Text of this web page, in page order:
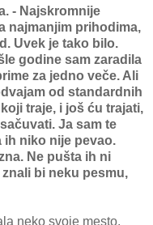
- Najskromnije
najmanjim prihodima,
Uvek je tako bilo.
godine sam zaradila
za jedno veče. Ali
od standardnih
traje, i još ću trajati,
Ja sam te
ih niko nije pevao.
Ne pušta ih ni
bi neku pesmu,
neko svoje mesto.